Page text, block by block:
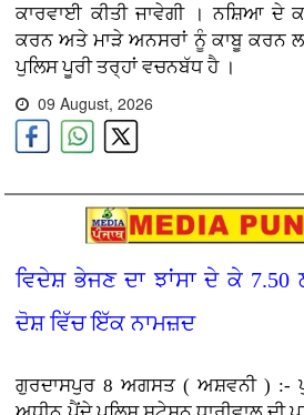
ਕਾਰਵਾਈ ਕੀਤੀ ਜਾਵੇਗੀ । ਨਸ਼ਿਆ ਦੇ
ਕਰਨ ਅਤੇ ਮਾੜੇ ਅਨਸਰਾਂ ਨੂੰ ਕਾਬੂ ਕਰਨ
ਪੁਲਿਸ ਪੂਰੀ ਤਰ੍ਹਾਂ ਵਚਨਬੱਧ ਹੈ ।
09 August, 2026
ਵਿਦੇਸ਼ ਭੇਜਣ ਦਾ ਝਾਂਸਾ ਦੇ ਕੇ 7.50
ਦੋਸ਼ ਵਿੱਚ ਇੱਕ ਨਾਮਜ਼ਦ
ਗੁਰਦਾਸਪੁਰ 8 ਅਗਸਤ ( ਅਸ਼ਵਨੀ ) :-